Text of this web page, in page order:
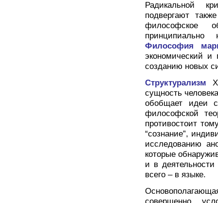
Радикальной
подвергают
философское
принципиально
Философия
экономический
созданию новых
Структурализм
сущность
обобщает идеи
философской
противостоит
“сознание”,
исследованию
которые
и в
всего – в языке.